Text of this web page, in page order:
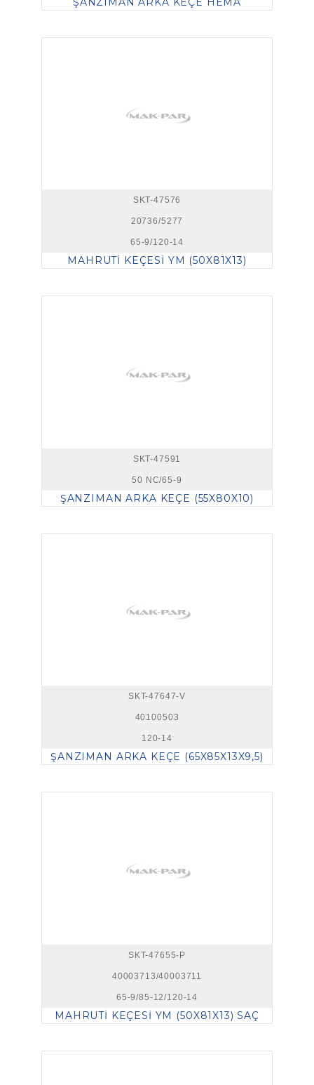
SKT-47576
20736/5277
65-9/120-14
MAHRUTİ KEÇESİ YM (50X81X13)
SKT-47591
50 NC/65-9
ŞANZIMAN ARKA KEÇE (55X80X10)
SKT-47647-V
40100503
120-14
ŞANZIMAN ARKA KEÇE (65X85X13X9,5)
SKT-47655-P
40003713/40003711
65-9/85-12/120-14
MAHRUTİ KEÇESİ YM (50X81X13) SAÇ